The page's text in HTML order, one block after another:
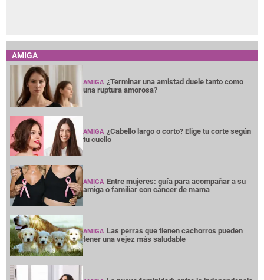
AMIGA
AMIGA ¿Terminar una amistad duele tanto como
una ruptura amorosa?
AMIGA ¿Cabello largo o corto? Elige tu corte según
tu cuello
AMIGA Entre mujeres: guía para acompañar a su
amiga o familiar con cáncer de mama
AMIGA Las perras que tienen cachorros pueden
tener una vejez más saludable